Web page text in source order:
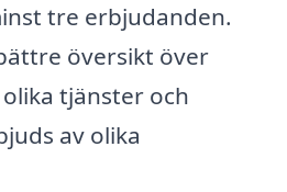
tre erbjudanden.
översikt över
tjänster och
av olika